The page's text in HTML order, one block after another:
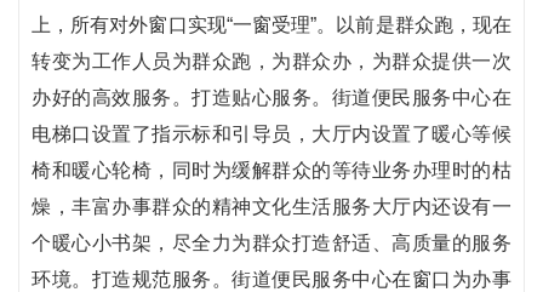
上，所有对外窗口实现“一窗受理”。以前是群众跑，现在
转变为工作人员为群众跑，为群众办，为群众提供一次
办好的高效服务。打造贴心服务。街道便民服务中心在
电梯口设置了指示标和引导员，大厅内设置了暖心等候
椅和暖心轮椅，同时为缓解群众的等待业务办理时的枯
燥，丰富办事群众的精神文化生活服务大厅内还设有一
个暖心小书架，尽全力为群众打造舒适、高质量的服务
环境。打造规范服务。街道便民服务中心在窗口为办事